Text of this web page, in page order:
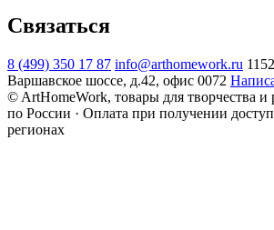
Связаться
8 (499) 350 17 87 info@arthomework.ru
Варшавское шоссе, д.42, офис 0072
© ArtHomeWork, товары для творчества и
по России · Оплата при получении
регионах